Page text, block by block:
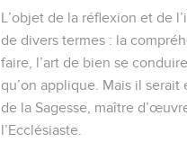
L’objet de la réflexion et de
de divers termes : la
faire, l’art de bien se
qu’on applique. Mais il
de la Sagesse, maître
l’Ecclésiaste.